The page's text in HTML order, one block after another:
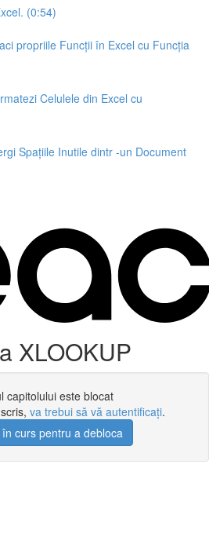
(0:54)
propriile Funcții în Excel cu Funcția
Celulele din Excel cu
Spațiile Inutile dintr -un Document
XLOOKUP
capitolului este blocat
va trebui să vă autentificați.
curs pentru a debloca